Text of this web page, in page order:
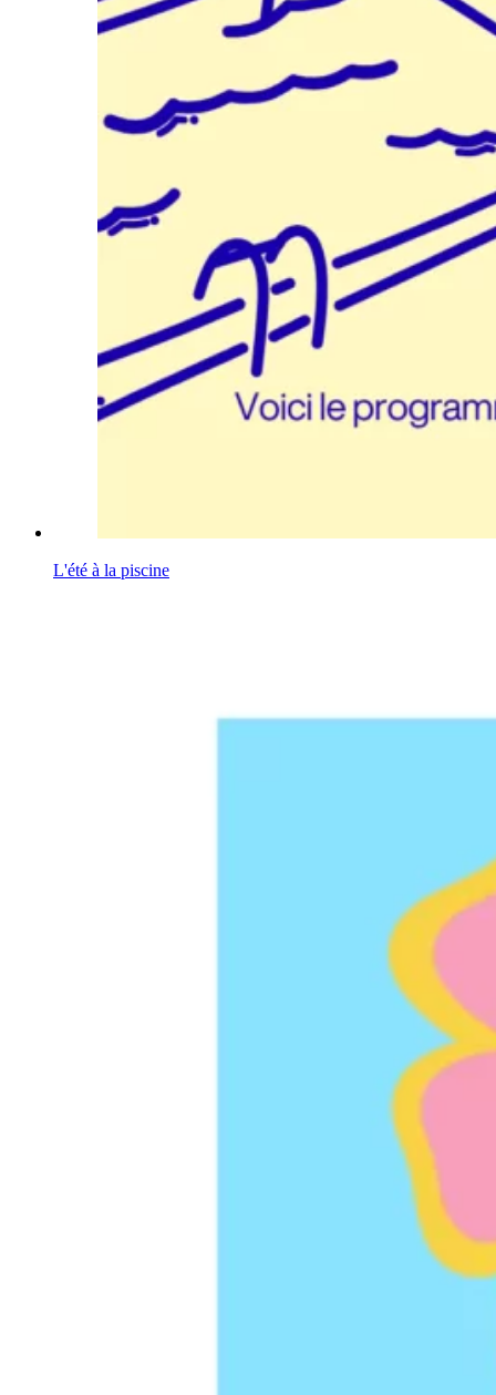
L'été à la piscine